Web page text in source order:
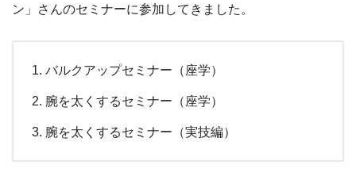
ン」さんのセミナーに参加してきました。
バルクアップセミナー（座学）
腕を太くするセミナー（座学）
腕を太くするセミナー（実技編）